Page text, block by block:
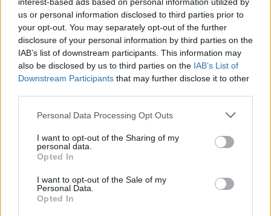
us or personal information disclosed to third parties prior to
your opt-out. You may separately opt-out of the further
disclosure of your personal information by third parties on the
IAB’s list of downstream participants. This information may
also be disclosed by us to third parties on the IAB’s List of
Downstream Participants that may further disclose it to other
Personal Data Processing Opt Outs
I want to opt-out of the Sharing of my
personal data.
Opted In
I want to opt-out of the Sale of my
Personal Data.
Opted In
argentina
Nuno Vilaranda, investigador de doutoramento em Sociologia na
Universidade de Évora e escritor, foi...